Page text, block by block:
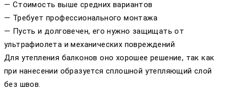
— Стоимость выше средних вариантов
— Требует профессионального монтажа
— Пусть и долговечен, его нужно защищать от
ультрафиолета и механических повреждений
Для утепления балконов оно хорошее решение, так как
при нанесении образуется сплошной утепляющий слой
без швов.